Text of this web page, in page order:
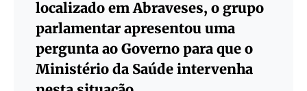
localizado em Abraveses, o grupo
parlamentar apresentou uma
pergunta ao Governo para que o
Ministério da Saúde intervenha